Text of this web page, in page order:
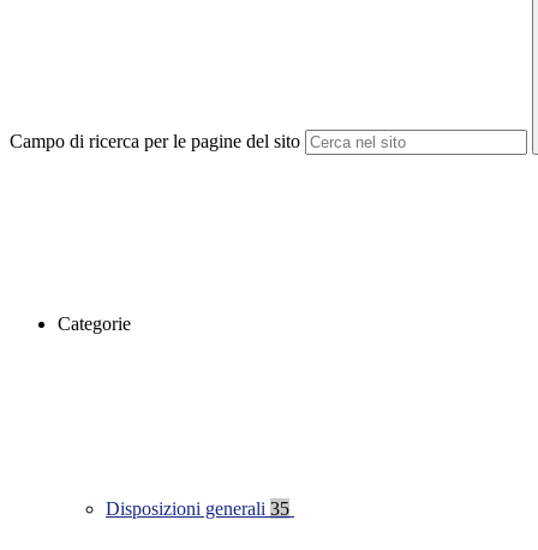
Campo di ricerca per le pagine del sito
Categorie
Disposizioni generali 35